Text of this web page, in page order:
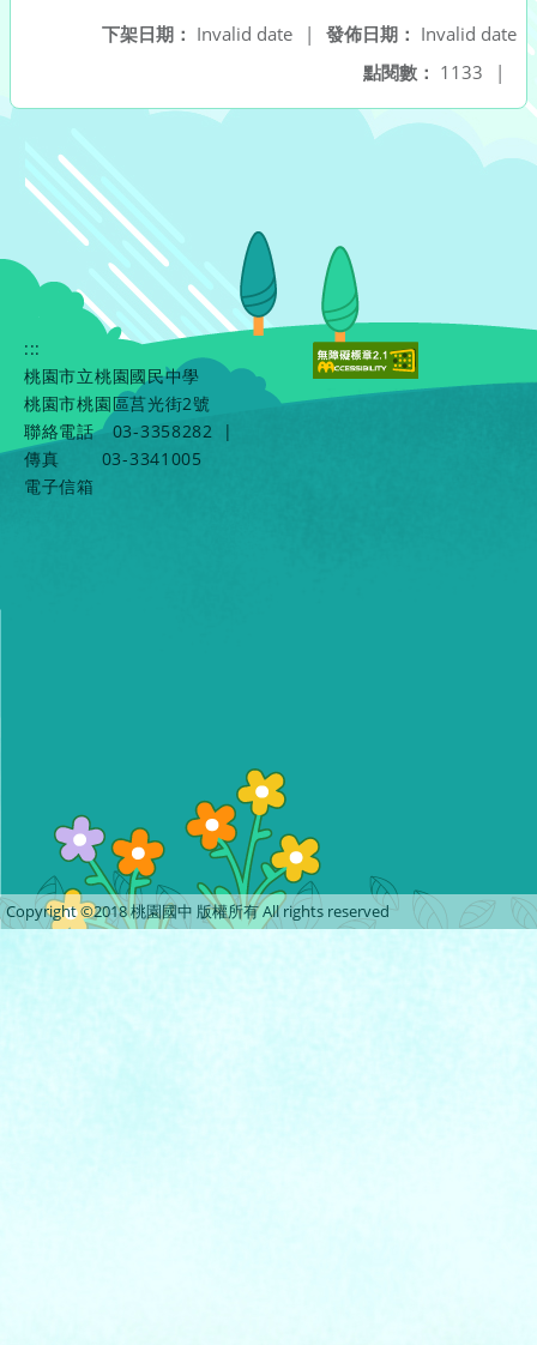
發佈日期： Invalid date
下架日期： Invalid date
|
點閱數： 1133 |
:::
桃園市立桃園國民中學
桃園市桃園區莒光街2號
聯絡電話
03-3358282
|
傳真
03-3341005
電子信箱
Copyright ©2018 桃園國中 版權所有 All rights reserved